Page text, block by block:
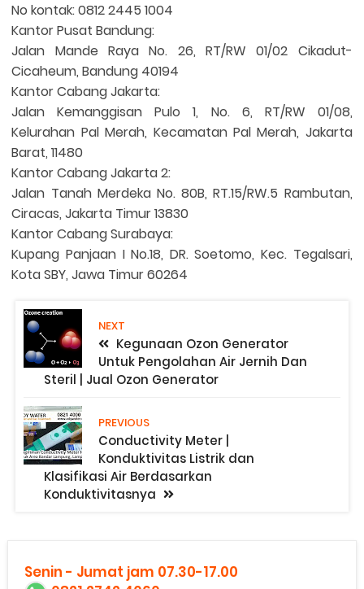
No kontak: 0812 2445 1004
Kantor Pusat Bandung:
Jalan Mande Raya No. 26, RT/RW 01/02 Cikadut-
Cicaheum, Bandung 40194
Kantor Cabang Jakarta:
Jalan Kemanggisan Pulo 1, No. 6, RT/RW 01/08,
Kelurahan Pal Merah, Kecamatan Pal Merah, Jakarta
Barat, 11480
Kantor Cabang Jakarta 2:
Jalan Tanah Merdeka No. 80B, RT.15/RW.5 Rambutan,
Ciracas, Jakarta Timur 13830
Kantor Cabang Surabaya:
Kupang Panjaan I No.18, DR. Soetomo, Kec. Tegalsari,
Kota SBY, Jawa Timur 60264
NEXT
Kegunaan Ozon Generator
Untuk Pengolahan Air Jernih Dan
Steril | Jual Ozon Generator
PREVIOUS
Conductivity Meter |
Konduktivitas Listrik dan
Klasifikasi Air Berdasarkan
Konduktivitasnya
Senin - Jumat jam 07.30-17.00